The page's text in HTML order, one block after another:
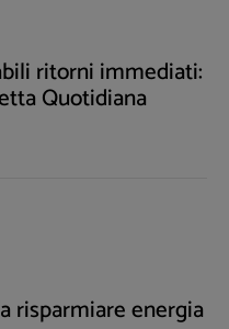
ritorni immediati:
Quotidiana
risparmiare energia